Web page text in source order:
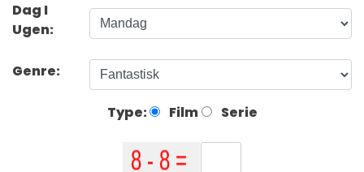
Dag I
Ugen:
Genre:
Type: Film Serie